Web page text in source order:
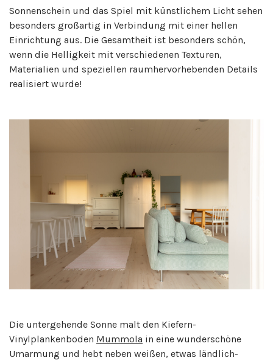
Sonnenschein und das Spiel mit künstlichem Licht sehen
besonders großartig in Verbindung mit einer hellen
Einrichtung aus. Die Gesamtheit ist besonders schön,
wenn die Helligkeit mit verschiedenen Texturen,
Materialien und speziellen raumhervorhebenden Details
realisiert wurde!
Die untergehende Sonne malt den Kiefern-
Vinylplankenboden Mummola in eine wunderschöne
Umarmung und hebt neben weißen, etwas ländlich-